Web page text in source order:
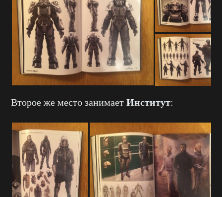
Второе же место занимаетИнститут: